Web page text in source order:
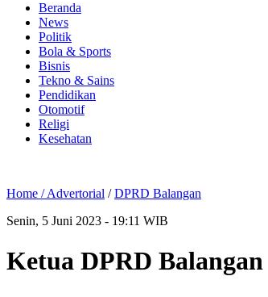
Beranda
News
Politik
Bola & Sports
Bisnis
Tekno & Sains
Pendidikan
Otomotif
Religi
Kesehatan
Home /Advertorial /DPRD Balangan
Senin, 5 Juni 2023 - 19:11 WIB
Ketua DPRD